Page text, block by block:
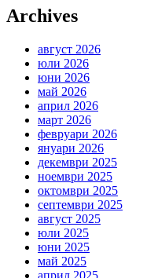
Archives
август 2026
юли 2026
юни 2026
май 2026
април 2026
март 2026
февруари 2026
януари 2026
декември 2025
ноември 2025
октомври 2025
септември 2025
август 2025
юли 2025
юни 2025
май 2025
април 2025